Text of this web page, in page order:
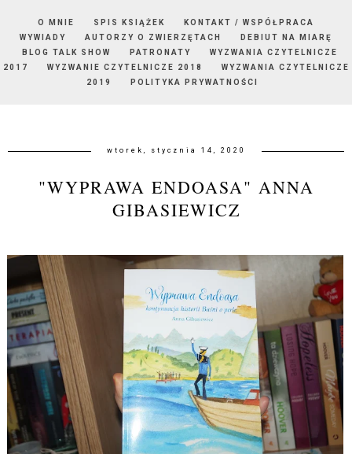
O MNIE SPIS KSIĄŻEK
KONTAKT / WSPÓŁPRACA
WYWIADY
AUTORZY O ZWIERZĘTACH
DEBIUT NA MIARĘ
BLOG TALK SHOW
PATRONATY
WYZWANIA CZYTELNICZE
2017
WYZWANIE CZYTELNICZE 2018
WYZWANIA CZYTELNICZE
2019
POLITYKA PRYWATNOŚCI
wtorek, stycznia 14, 2020
"WYPRAWA ENDOASA" ANNA
GIBASIEWICZ